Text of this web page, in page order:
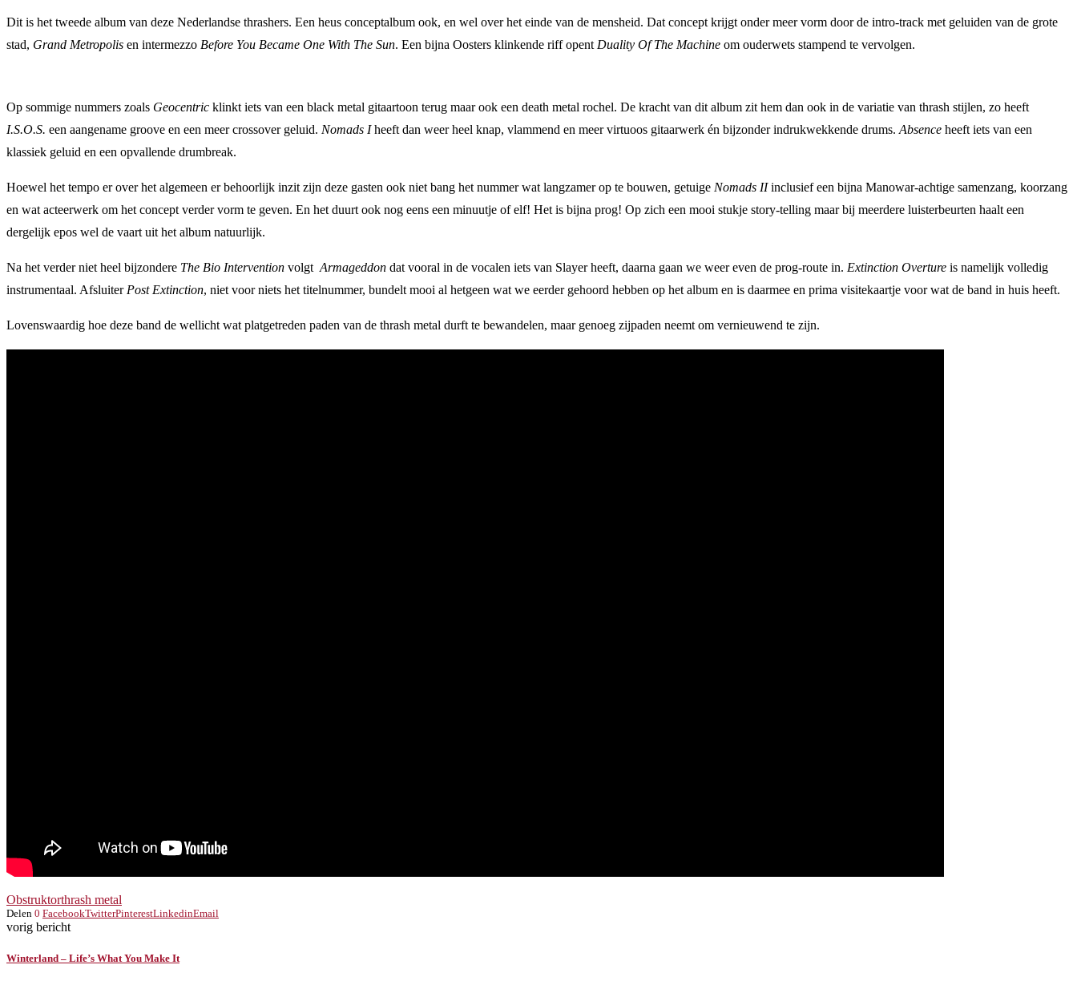
Dit is het tweede album van deze Nederlandse thrashers. Een heus conceptalbum ook, en wel over het einde van de mensheid. Dat concept krijgt onder meer vorm door de intro-track met geluiden van de grote
stad, Grand Metropolis en intermezzo Before You Became One With The Sun. Een bijna Oosters klinkende riff opent Duality Of The Machine om ouderwets stampend te vervolgen.
Op sommige nummers zoals Geocentric klinkt iets van een black metal gitaartoon terug maar ook een death metal rochel. De kracht van dit album zit hem dan ook in de variatie van thrash stijlen, zo heeft
I.S.O.S. een aangename groove en een meer crossover geluid. Nomads Iheeft dan weer heel knap, vlammend en meer virtuoos gitaarwerk én bijzonder indrukwekkende drums. Absence heeft iets van een
klassiek geluid en een opvallende drumbreak.
Hoewel het tempo er over het algemeen er behoorlijk inzit zijn deze gasten ook niet bang het nummer wat langzamer op te bouwen, getuige Nomads IIinclusief een bijna Manowar-achtige samenzang, koorzang
en wat acteerwerk om het concept verder vorm te geven. En het duurt ook nog eens een minuutje of elf! Het is bijna prog! Op zich een mooi stukje story-telling maar bij meerdere luisterbeurten haalt een
dergelijk epos wel de vaart uit het album natuurlijk.
Na het verder niet heel bijzondere The Bio Intervention volgt Armageddon dat vooral in de vocalen iets van Slayer heeft, daarna gaan we weer even de prog-route in. Extinction Overture is namelijk volledig
instrumentaal. Afsluiter Post Extinction, niet voor niets het titelnummer, bundelt mooi al hetgeen wat we eerder gehoord hebben op het album en is daarmee en prima visitekaartje voor wat de band in huis heeft.
Lovenswaardig hoe deze band de wellicht wat platgetreden paden van de thrash metal durft te bewandelen, maar genoeg zijpaden neemt om vernieuwend te zijn.
Obstruktorthrash metal
Delen 0 FacebookTwitterPinterestLinkedinEmail
vorig bericht
Winterland – Life’s What You Make It